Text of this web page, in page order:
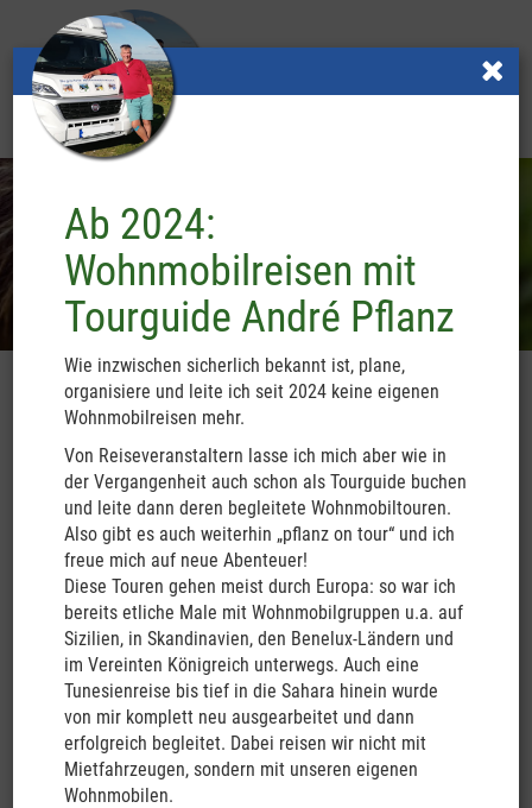
Ab 2024:
Wohnmobilreisen mit
Tourguide André Pflanz
Wie inzwischen sicherlich bekannt ist, plane,
organisiere und leite ich seit 2024 keine eigenen
Wohnmobilreisen mehr.
Von Reiseveranstaltern lasse ich mich aber wie in
der Vergangenheit auch schon als Tourguide buchen
und leite dann deren begleitete Wohnmobiltouren.
Also gibt es auch weiterhin „pflanz on tour“ und ich
freue mich auf neue Abenteuer!
Diese Touren gehen meist durch Europa: so war ich
bereits etliche Male mit Wohnmobilgruppen u.a. auf
Sizilien, in Skandinavien, den Benelux-Ländern und
im Vereinten Königreich unterwegs. Auch eine
Tunesienreise bis tief in die Sahara hinein wurde
von mir komplett neu ausgearbeitet und dann
erfolgreich begleitet. Dabei reisen wir nicht mit
Mietfahrzeugen, sondern mit unseren eigenen
Wohnmobilen.
Previous
Ihre Vorteile
bei meinen begleiteten Reisen
Neues
und Aktuelles
Neuseeland
Inseln der Kontraste am
schönsten Ende der Welt!